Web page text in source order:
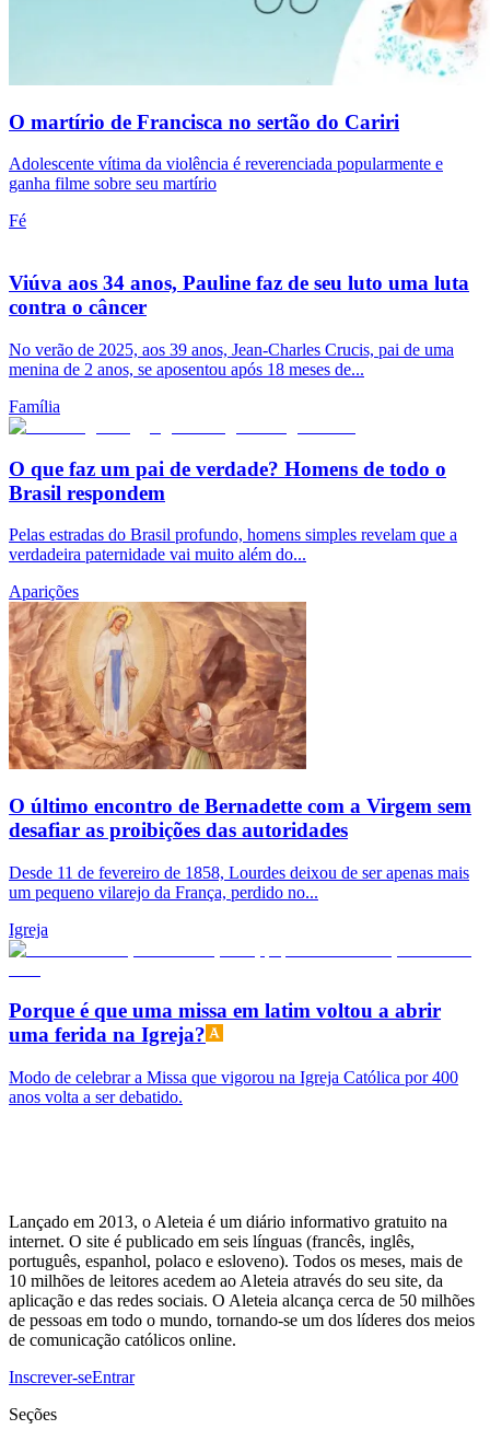
O martírio de Francisca no sertão do Cariri
Adolescente vítima da violência é reverenciada popularmente e
ganha filme sobre seu martírio
Fé
Viúva aos 34 anos, Pauline faz de seu luto uma luta
contra o câncer
No verão de 2025, aos 39 anos, Jean-Charles Crucis, pai de uma
menina de 2 anos, se aposentou após 18 meses de...
Família
O que faz um pai de verdade? Homens de todo o
Brasil respondem
Pelas estradas do Brasil profundo, homens simples revelam que a
verdadeira paternidade vai muito além do...
Aparições
O último encontro de Bernadette com a Virgem sem
desafiar as proibições das autoridades
Desde 11 de fevereiro de 1858, Lourdes deixou de ser apenas mais
um pequeno vilarejo da França, perdido no...
Igreja
Porque é que uma missa em latim voltou a abrir
uma ferida na Igreja?
Modo de celebrar a Missa que vigorou na Igreja Católica por 400
anos volta a ser debatido.
Lançado em 2013, o Aleteia é um diário informativo gratuito na
internet. O site é publicado em seis línguas (francês, inglês,
português, espanhol, polaco e esloveno). Todos os meses, mais de
10 milhões de leitores acedem ao Aleteia através do seu site, da
aplicação e das redes sociais. O Aleteia alcança cerca de 50 milhões
de pessoas em todo o mundo, tornando-se um dos líderes dos meios
de comunicação católicos online.
Inscrever-seEntrar
Seções